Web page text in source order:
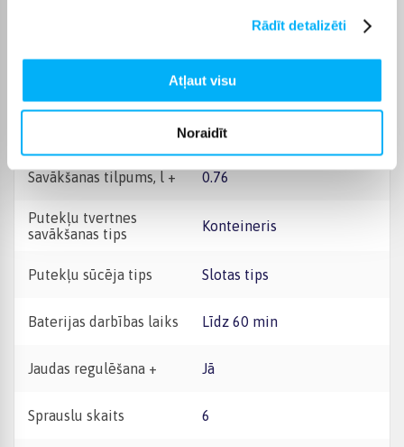
Rādīt detalizēti
Atļaut visu
Noraidīt
Sausā sūknēšana
24 mēn.
Savākšanas tilpums, l + 0.76
Putekļu tvertnes
savākšanas tips
Konteineris
Putekļu sūcēja tips Slotas tips
Baterijas darbības laiks Līdz 60 min
Jaudas regulēšana + Jā
Sprauslu skaits 6